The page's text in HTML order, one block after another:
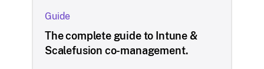
Guide
The complete guide to Intune &
Scalefusion co-management.